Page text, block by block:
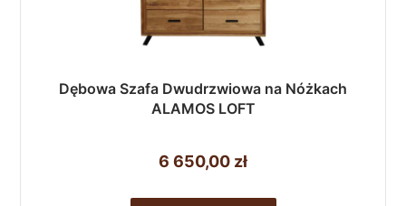
Dębowa Szafa Dwudrzwiowa na Nóżkach
ALAMOS LOFT
6 650,00 zł